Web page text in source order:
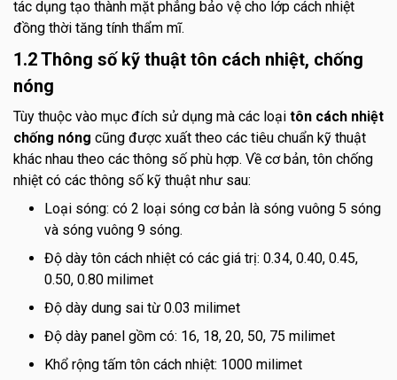
tác dụng tạo thành mặt phẳng bảo vệ cho lớp cách nhiệt
đồng thời tăng tính thẩm mĩ.
1.2 Thông số kỹ thuật tôn cách nhiệt, chống
nóng
Tùy thuộc vào mục đích sử dụng mà các loại tôn cách nhiệt
chống nóng cũng được xuất theo các tiêu chuẩn kỹ thuật
khác nhau theo các thông số phù hợp. Về cơ bản, tôn chống
nhiệt có các thông số kỹ thuật như sau:
Loại sóng: có 2 loại sóng cơ bản là sóng vuông 5 sóng
và sóng vuông 9 sóng.
Độ dày tôn cách nhiệt có các giá trị: 0.34, 0.40, 0.45,
0.50, 0.80 milimet
Độ dày dung sai từ 0.03 milimet
Độ dày panel gồm có: 16, 18, 20, 50, 75 milimet
Khổ rộng tấm tôn cách nhiệt: 1000 milimet